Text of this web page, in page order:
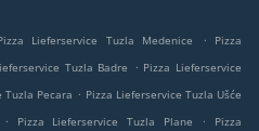
Lieferservice Tuzla Medenice .
Pizza
Tuzla Badre . Pizza Lieferservice
Tuzla Pecara . Pizza Lieferservice Tuzla Ušće
. Pizza Lieferservice Tuzla Plane .
Pizza